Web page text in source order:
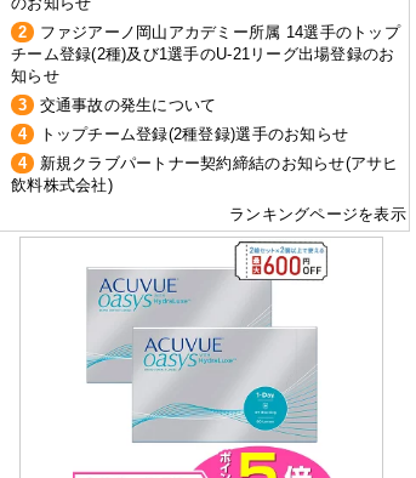
2
ファジアーノ岡山アカデミー所属 14選手のトップ
チーム登録(2種)及び1選手のU-21リーグ出場登録のお
知らせ
3
交通事故の発生について
4
トップチーム登録(2種登録)選手のお知らせ
4
新規クラブパートナー契約締結のお知らせ(アサヒ
飲料株式会社)
ランキングページを表示